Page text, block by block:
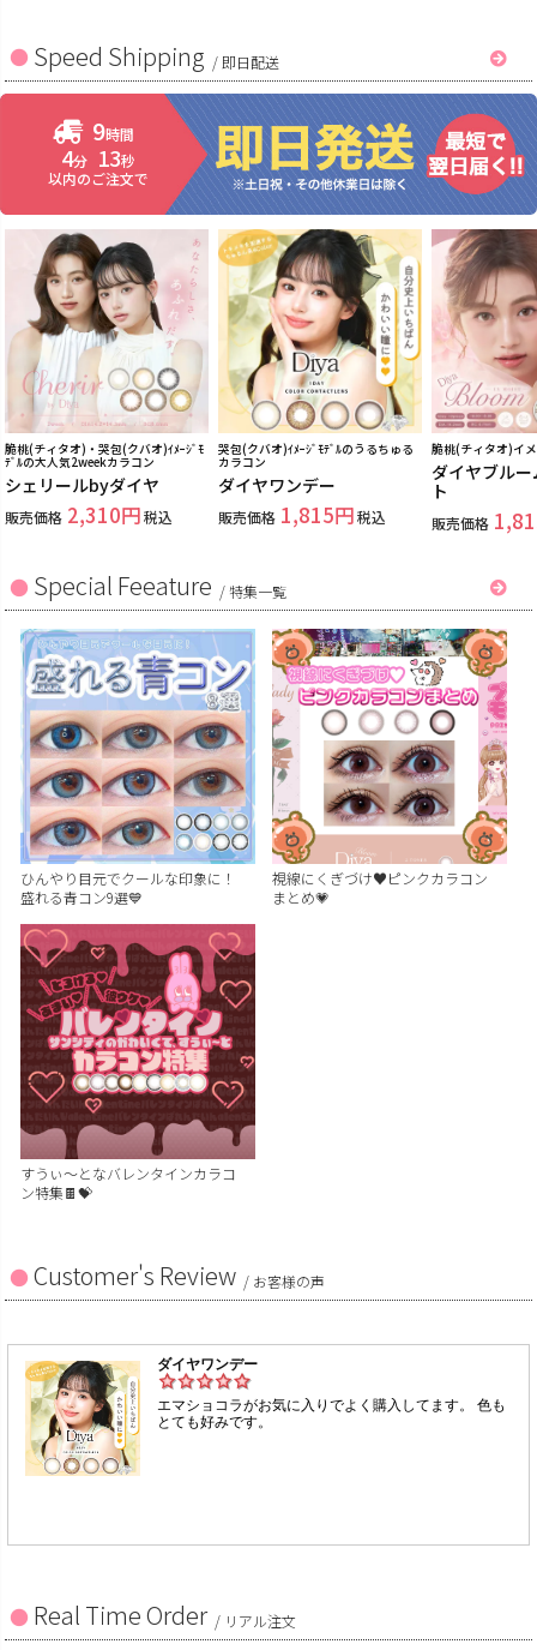
Speed Shipping / 即日配送
9時間
4分 12秒
以内のご注文で
脆桃(チィタオ)・哭包(クバオ)ｲﾒｰｼﾞﾓ
ﾃﾞﾙの大人気2weekカラコン
シェリールbyダイヤ
販売価格 2,310 税込
哭包(クバオ)ｲﾒｰｼﾞﾓﾃﾞﾙのうるちゅる
カラコン
ダイヤワンデー
販売価格 1,815 税込
脆桃(チィタオ)イ
ダイヤブル
ト
販売価格
Special Feeature /特集一覧
ひんやり目元でクールな印象に！
盛れる青コン9選💙
視線にくぎづけ♥ピンクカラコン
まとめ💗
すうぃ～となバレンタインカラコ
ン特集🍫💝
Customer's Review / お客様の声
Real Time Order / リアル注文